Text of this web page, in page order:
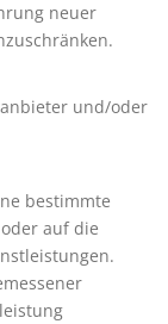
neuer
und/oder
bestimmte
auf die